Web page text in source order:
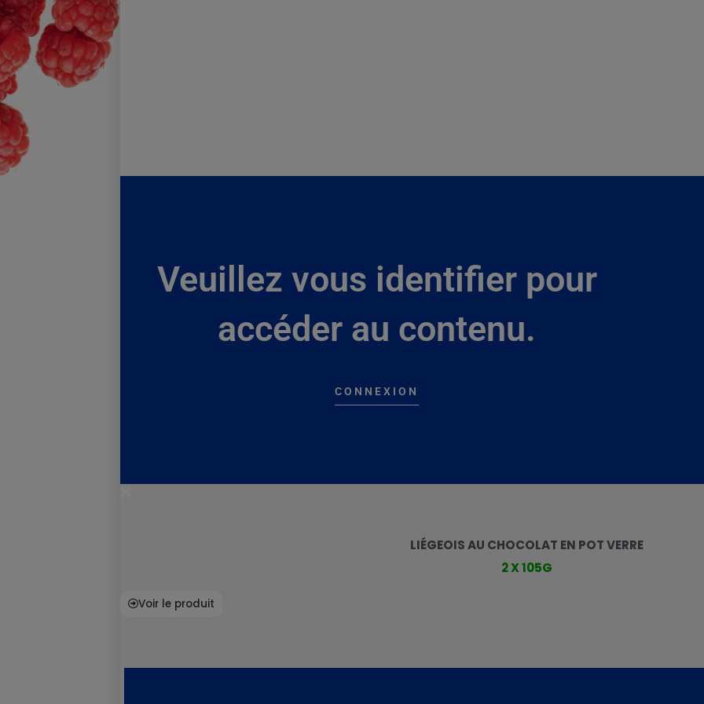
Veuillez vous identifier pour
accéder au contenu.
CONNEXION
LIÉGEOIS AU CHOCOLAT EN POT VERRE
2 X 105G
Voir le produit